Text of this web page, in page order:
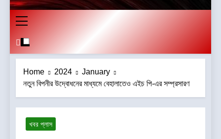
Home 2024
January
নতুন বিপনীর উদ্বোধনের মাধ্যমে বেহালাতেও এইচ পি-এর সম্প্রসারণ
খবর প্লাস